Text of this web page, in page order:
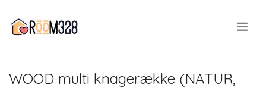
WOOD multi knagerække (NATUR,